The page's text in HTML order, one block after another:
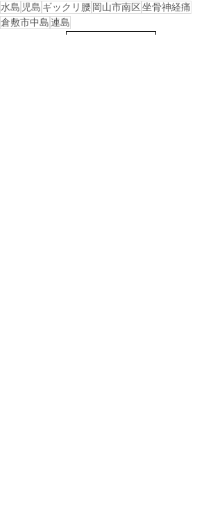
水島 児島 ギックリ腰 岡山市南区坐骨神経痛
倉敷市中島連島